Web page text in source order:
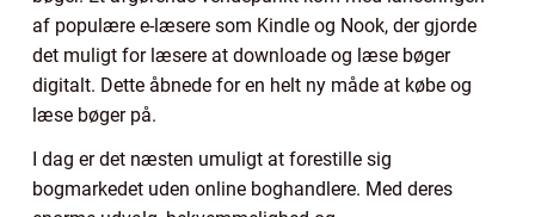
af populære e-læsere som Kindle og Nook, der gjorde
det muligt for læsere at downloade og læse bøger
digitalt. Dette åbnede for en helt ny måde at købe og
læse bøger på.
I dag er det næsten umuligt at forestille sig
bogmarkedet uden online boghandlere. Med deres